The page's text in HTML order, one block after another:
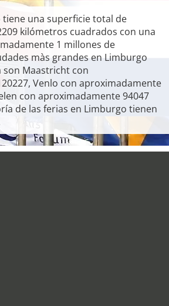
una superficie total de
kilómetros cuadrados con una
1 millones de
màs grandes en Limburgo
Maastricht con
Venlo con aproximadamente
con aproximadamente 94047
de las ferias en Limburgo tienen